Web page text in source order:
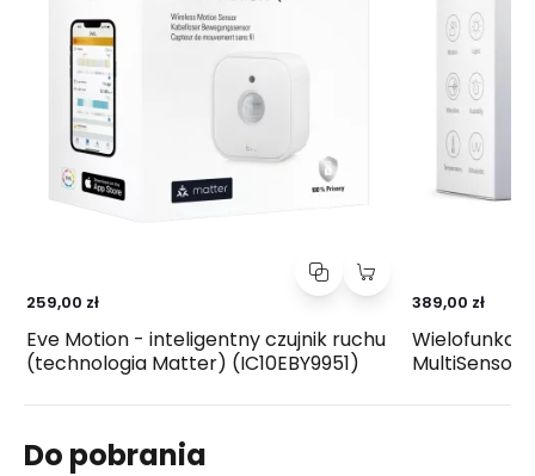
259,00 zł
Eve Motion - inteligentny czujnik ruchu
(technologia Matter) (IC10EBY9951)
389,00 zł
MultiSensor
Do pobrania